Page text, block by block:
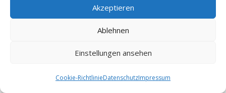
Akzeptieren
Ablehnen
Einstellungen ansehen
Cookie-RichtlinieDatenschutzImpressum
Mitterskirchen (12.69 km)
Buchhofen bei Osterhofen